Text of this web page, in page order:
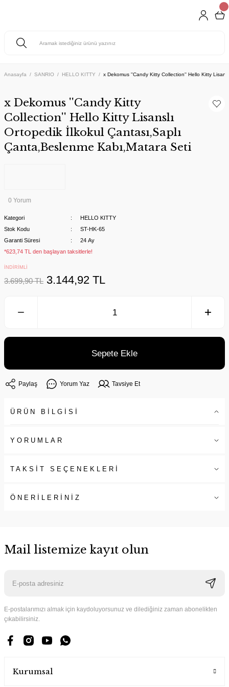
Anasayfa SANRIO HELLO KITTY x Dekomus ''Candy Kitty Collection'' Hello Kitty
x Dekomus ''Candy Kitty
Collection'' Hello Kitty Lisanslı
Ortopedik İlkokul Çantası,Saplı
Çanta,Beslenme Kabı,Matara Seti
0 Yorum
Kategori
HELLO KITTY
Stok Kodu
ST-HK-65
Garanti Süresi
24 Ay
*623,74 TL den başlayan taksitlerle!
İNDİRİMLİ
3.699,90 TL 3.144,92 TL
Sepete Ekle
Paylaş Yorum Yaz Tavsiye Et
ÜRÜN BİLGİSİ
YORUMLAR
TAKSİT SEÇENEKLERİ
ÖNERİLERİNİZ
Mail listemize kayıt olun
E-postalarımızı almak için kaydoluyorsunuz ve dilediğiniz zaman abonelikten
çıkabilirsiniz.
Kurumsal